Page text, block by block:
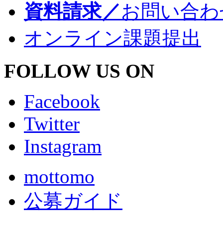
資料請求／お問い合
オンライン課題提出
FOLLOW US ON
Facebook
Twitter
Instagram
mottomo
公募ガイド